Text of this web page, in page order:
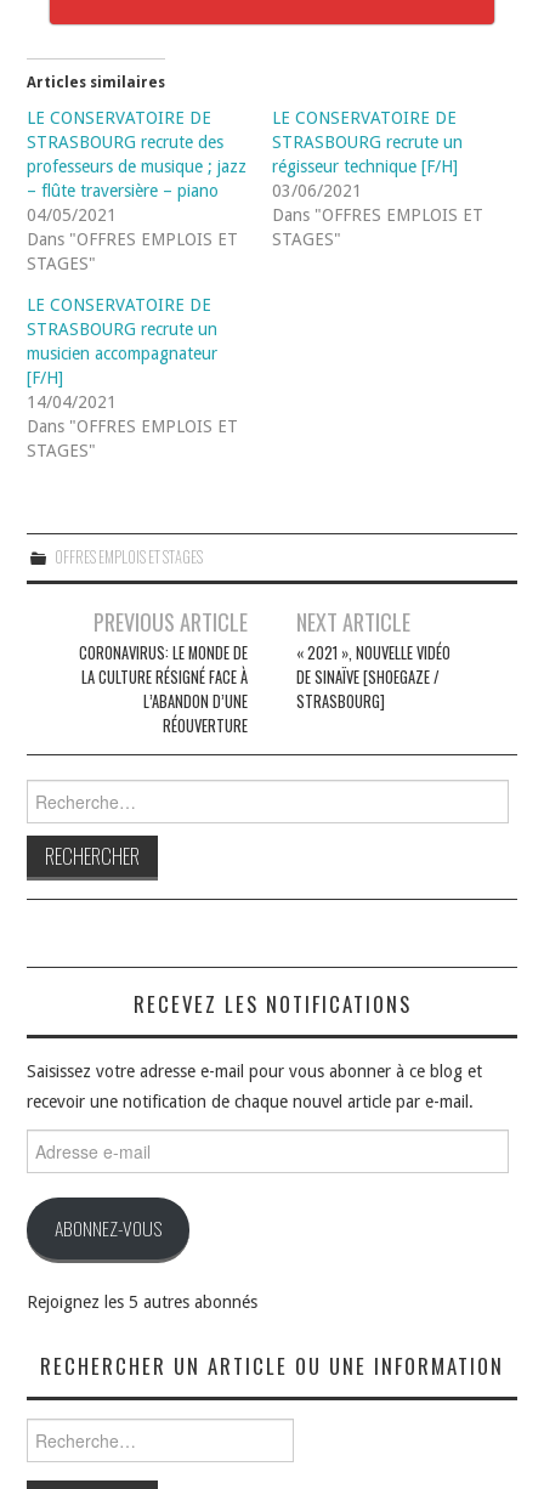
Articles similaires
LE CONSERVATOIRE DE
STRASBOURG recrute des
professeurs de musique ; jazz
– flûte traversière – piano
04/05/2021
Dans "OFFRES EMPLOIS ET
STAGES"
LE CONSERVATOIRE DE
STRASBOURG recrute un
régisseur technique [F/H]
03/06/2021
Dans "OFFRES EMPLOIS ET
STAGES"
LE CONSERVATOIRE DE
STRASBOURG recrute un
musicien accompagnateur
[F/H]
14/04/2021
Dans "OFFRES EMPLOIS ET
STAGES"
OFFRES EMPLOIS ET STAGES
Navigation
articles
PREVIOUS ARTICLE
CORONAVIRUS: LE MONDE DE
LA CULTURE RÉSIGNÉ FACE À
L’ABANDON D’UNE
RÉOUVERTURE
NEXT ARTICLE
« 2021 », NOUVELLE VIDÉO
DE SINAÏVE [SHOEGAZE /
STRASBOURG]
RECEVEZ LES NOTIFICATIONS
Saisissez votre adresse e-mail pour vous abonner à ce blog et
recevoir une notification de chaque nouvel article par e-mail.
e-
ABONNEZ-VOUS
Rejoignez les 5 autres abonnés
RECHERCHER UN ARTICLE OU UNE INFORMATION